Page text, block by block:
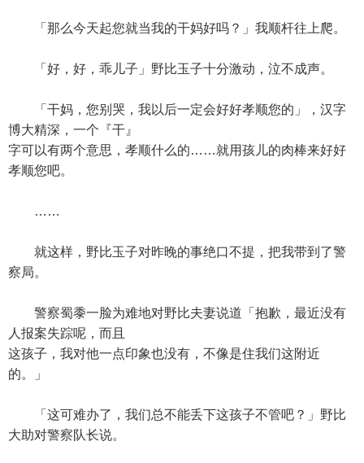
「那么今天起您就当我的干妈好吗？」我顺杆往上爬。
「好，好，乖儿子」野比玉子十分激动，泣不成声。
「干妈，您别哭，我以后一定会好好孝顺您的」，汉字
博大精深，一个『干』
字可以有两个意思，孝顺什么的……就用孩儿的肉棒来好好
孝顺您吧。
……
就这样，野比玉子对昨晚的事绝口不提，把我带到了警
察局。
警察蜀黍一脸为难地对野比夫妻说道「抱歉，最近没有
人报案失踪呢，而且
这孩子，我对他一点印象也没有，不像是住我们这附近
的。」
「这可难办了，我们总不能丢下这孩子不管吧？」野比
大助对警察队长说。